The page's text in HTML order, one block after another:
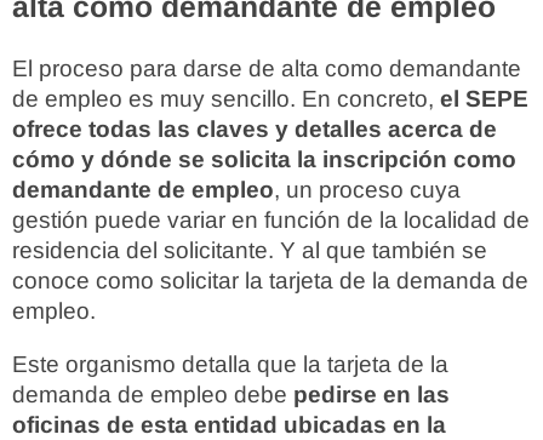
El proceso para darse de alta como demandante
de empleo es muy sencillo. En concreto, el SEPE
ofrece todas las claves y detalles acerca de
cómo y dónde se solicita la inscripción como
demandante de empleo, un proceso cuya
gestión puede variar en función de la localidad de
residencia del solicitante. Y al que también se
conoce como solicitar la tarjeta de la demanda de
empleo.
Este organismo detalla que la tarjeta de la
demanda de empleo debe pedirse en las
oficinas de esta entidad ubicadas en la